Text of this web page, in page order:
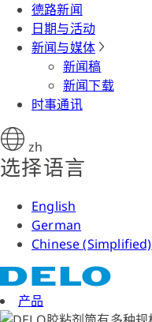
德路新闻
日期与活动
新闻与媒体
新闻稿
新闻下载
时事通讯
zh
选择语言
English
German
Chinese (Simplified)
产品